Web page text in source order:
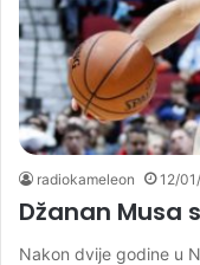
radiokameleon 12/
Džanan Musa
Nakon dvije godine u